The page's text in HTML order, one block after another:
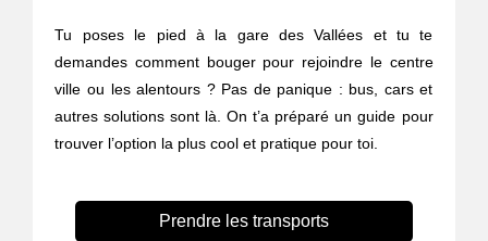
Tu poses le pied à la gare des Vallées et tu te
demandes comment bouger pour rejoindre le centre
ville ou les alentours ? Pas de panique : bus, cars et
autres solutions sont là. On t’a préparé un guide pour
trouver l’option la plus cool et pratique pour toi.
Prendre les transports